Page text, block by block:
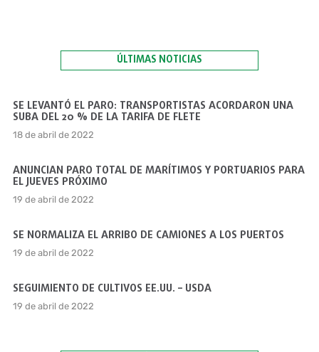
ÚLTIMAS NOTICIAS
SE LEVANTÓ EL PARO: TRANSPORTISTAS ACORDARON UNA
SUBA DEL 20 % DE LA TARIFA DE FLETE
18 de abril de 2022
ANUNCIAN PARO TOTAL DE MARÍTIMOS Y PORTUARIOS PARA
EL JUEVES PRÓXIMO
19 de abril de 2022
SE NORMALIZA EL ARRIBO DE CAMIONES A LOS PUERTOS
19 de abril de 2022
SEGUIMIENTO DE CULTIVOS EE.UU. – USDA
19 de abril de 2022